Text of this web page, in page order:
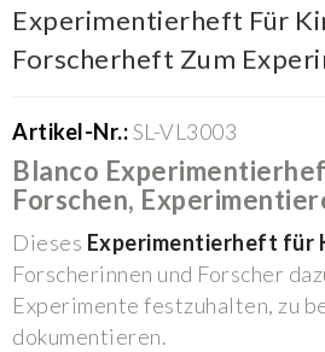
Experimentierheft Für
Forscherheft Zum
Artikel-Nr.:SL-VL3003
Blanco
Forschen,
Dieses Experimentierheft für
Forscherinnen und Forscher
Experimente festzuhalten, zu
dokumentieren.